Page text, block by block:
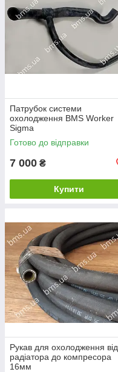
Патрубок системи
охолодження BMS Worker
Sigma
Готово до відправки
7 000 ₴
Купити
Рукав для охолодження від
радіатора до компресора
16мм